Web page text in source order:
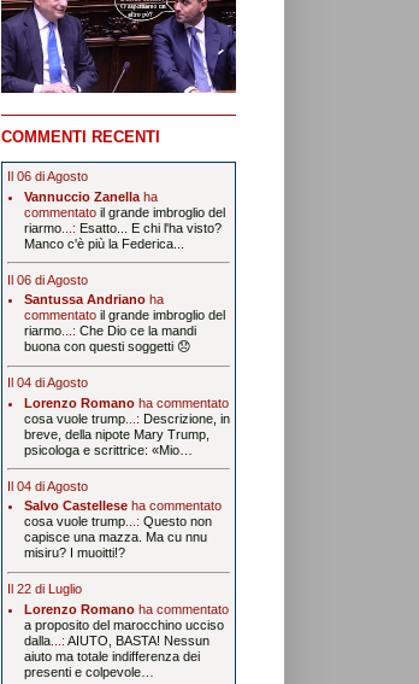
COMMENTI RECENTI
Il 06 di Agosto
Vannuccio Zanellaha
commentato il grande imbroglio del
riarmo...: Esatto... E chi l'ha visto?
Manco c'è più la Federica...
Il 06 di Agosto
Santussa Andrianoha
commentato il grande imbroglio del
riarmo...: Che Dio ce la mandi
buona con questi soggetti 😞
Il 04 di Agosto
Lorenzo Romanoha commentato
cosa vuole trump...: Descrizione, in
breve, della nipote Mary Trump,
psicologa e scrittrice: «Mio…
Il 04 di Agosto
Salvo Castelleseha commentato
cosa vuole trump...: Questo non
capisce una mazza. Ma cu nnu
misiru? I muoitti!?
Il 22 di Luglio
Lorenzo Romanoha commentato
a proposito del marocchino ucciso
dalla...: AIUTO, BASTA! Nessun
aiuto ma totale indifferenza dei
presenti e colpevole…